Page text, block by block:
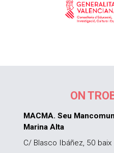
ON
MACMA. Seu
Marina Alta
C/ Blasco Ibáñez, 50 baix